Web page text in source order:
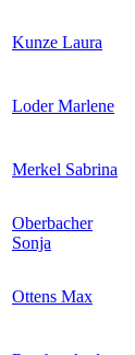
Kunze Laura
Loder Marlene
Merkel Sabrina
Oberbacher
Sonja
Ottens Max